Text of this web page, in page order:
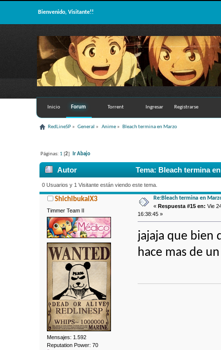
Bienvenido, Visitante!!
Inicio Forum Torrent Ingresar Registrarse
RedLineSP » General » Anime» Bleach termina en Marzo
Páginas: 1 2] Ir Abajo
Autor Tema: Bleach termina
0 Usuarios y 1 Visitante están viendo este tema.
ShichibukaiX3
Timmer Team II
Mensajes: 1.592
Reputation Power: 70
Re:Bleach termina en
«Respuesta #15 en: Vie
16:38:45 »
jajaja que bien
hace mas de